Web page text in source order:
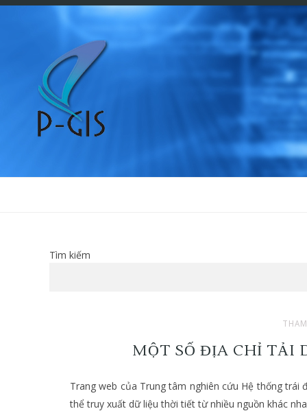
Tìm kiếm
MỘT SỐ ĐỊA CHỈ TẢI
Trang web của Trung tâm nghiên cứu Hệ thống
thể truy xuất dữ liệu thời tiết từ nhiều nguồn khác